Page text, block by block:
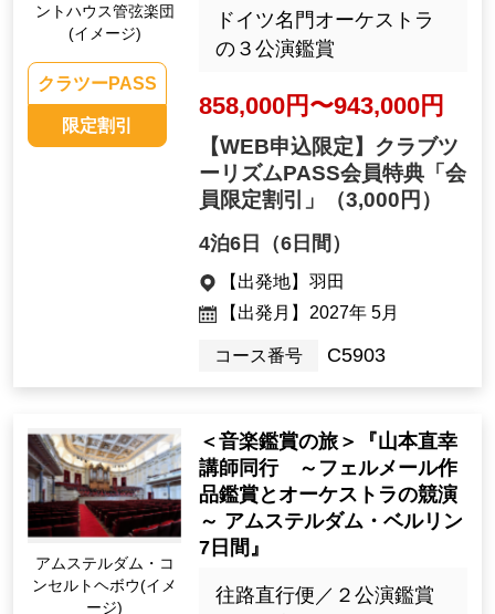
ントハウス管弦楽団
(イメージ)
クラツーPASS
限定割引
ドイツ名門オーケストラ
の３公演鑑賞
858,000円〜943,000円
【WEB申込限定】クラブツ
ーリズムPASS会員特典「会
員限定割引」
（3,000円）
4泊6日（6日間）
【出発地】 羽田
【出発月】 2027年 5月
コース番号 C5903
アムステルダム・コ
ンセルトヘボウ(イメ
ージ)
＜音楽鑑賞の旅＞『山本直幸
講師同行 ～フェルメール作
品鑑賞とオーケストラの競演
～ アムステルダム・ベルリン
7日間』
往路直行便／２公演鑑賞